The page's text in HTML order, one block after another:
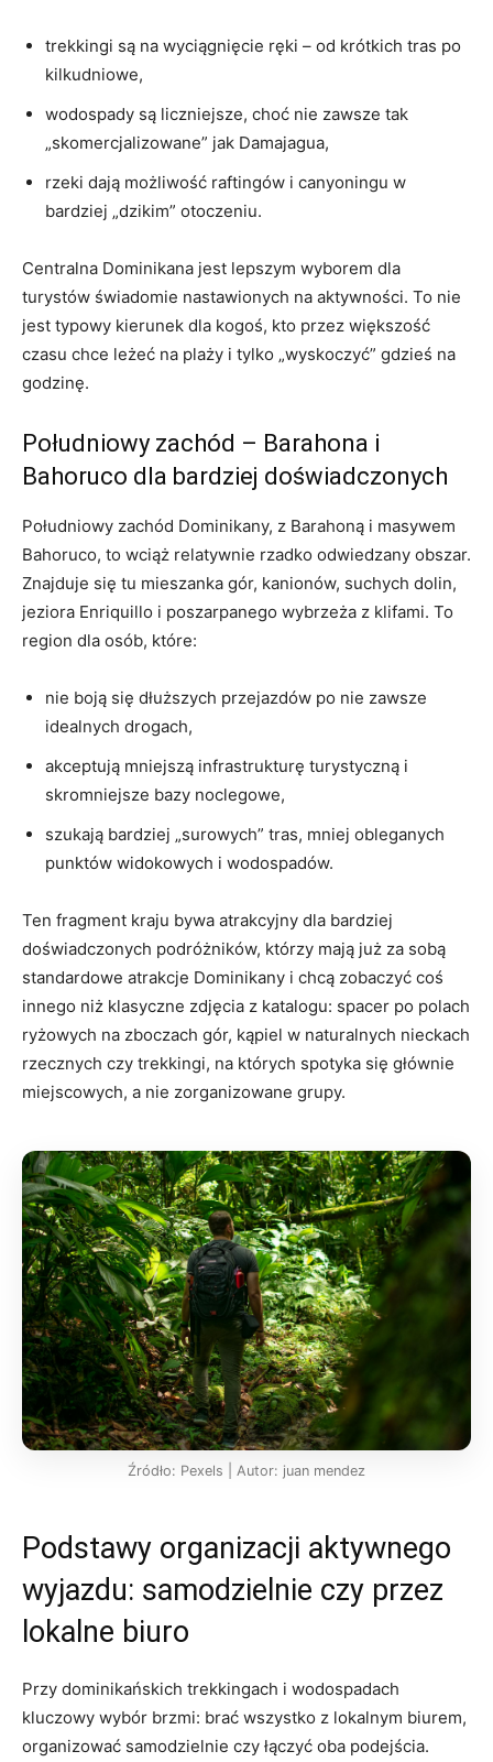
trekkingi są na wyciągnięcie ręki – od krótkich tras po
kilkudniowe,
wodospady są liczniejsze, choć nie zawsze tak
„skomercjalizowane” jak Damajagua,
rzeki dają możliwość raftingów i canyoningu w
bardziej „dzikim” otoczeniu.
Centralna Dominikana jest lepszym wyborem dla
turystów świadomie nastawionych na aktywności. To nie
jest typowy kierunek dla kogoś, kto przez większość
czasu chce leżeć na plaży i tylko „wyskoczyć” gdzieś na
godzinę.
Południowy zachód – Barahona i
Bahoruco dla bardziej doświadczonych
Południowy zachód Dominikany, z Barahoną i masywem
Bahoruco, to wciąż relatywnie rzadko odwiedzany obszar.
Znajduje się tu mieszanka gór, kanionów, suchych dolin,
jeziora Enriquillo i poszarpanego wybrzeża z klifami. To
region dla osób, które:
nie boją się dłuższych przejazdów po nie zawsze
idealnych drogach,
akceptują mniejszą infrastrukturę turystyczną i
skromniejsze bazy noclegowe,
szukają bardziej „surowych” tras, mniej obleganych
punktów widokowych i wodospadów.
Ten fragment kraju bywa atrakcyjny dla bardziej
doświadczonych podróżników, którzy mają już za sobą
standardowe atrakcje Dominikany i chcą zobaczyć coś
innego niż klasyczne zdjęcia z katalogu: spacer po polach
ryżowych na zboczach gór, kąpiel w naturalnych nieckach
rzecznych czy trekkingi, na których spotyka się głównie
miejscowych, a nie zorganizowane grupy.
Źródło: Pexels | Autor: juan mendez
Podstawy organizacji aktywnego
wyjazdu: samodzielnie czy przez
lokalne biuro
Przy dominikańskich trekkingach i wodospadach
kluczowy wybór brzmi: brać wszystko z lokalnym biurem,
organizować samodzielnie czy łączyć oba podejścia.